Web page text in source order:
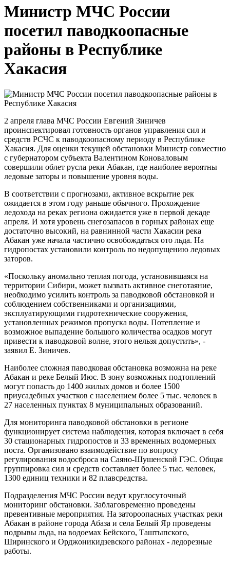
Министр МЧС России
посетил паводкоопасные
районы в Республике
Хакасия
2 апреля глава МЧС России Евгений Зиничев
проинспектировал готовность органов управления сил и
средств РСЧС к паводкоопасному периоду в Республике
Хакасия. Для оценки текущей обстановки Министр совместно
с губернатором субъекта Валентином Коноваловым
совершили облет русла реки Абакан, где наиболее вероятны
ледовые заторы и повышение уровня воды.
В соответствии с прогнозами, активное вскрытие рек
ожидается в этом году раньше обычного. Прохождение
ледохода на реках региона ожидается уже в первой декаде
апреля. И хотя уровень снегозапасов в горных районах еще
достаточно высокий, на равнинной части Хакасии река
Абакан уже начала частично освобождаться ото льда. На
гидропостах установили контроль по недопущению ледовых
заторов.
«Поскольку аномально теплая погода, установившаяся на
территории Сибири, может вызвать активное снеготаяние,
необходимо усилить контроль за паводковой обстановкой и
соблюдением собственниками и организациями,
эксплуатирующими гидротехнические сооружения,
установленных режимов пропуска воды. Потепление и
возможное выпадение большого количества осадков могут
привести к паводковой волне, этого нельзя допустить», -
заявил Е. Зиничев.
Наиболее сложная паводковая обстановка возможна на реке
Абакан и реке Белый Июс. В зону возможных подтоплений
могут попасть до 1400 жилых домов и более 1500
приусадебных участков с населением более 5 тыс. человек в
27 населенных пунктах 8 муниципальных образований.
Для мониторинга паводковой обстановки в регионе
функционирует система наблюдения, которая включает в себя
30 стационарных гидропостов и 33 временных водомерных
поста. Организовано взаимодействие по вопросу
регулирования водосброса на Саяно-Шушенской ГЭС. Общая
группировка сил и средств составляет более 5 тыс. человек,
1300 единиц техники и 82 плавсредства.
Подразделения МЧС России ведут круглосуточный
мониторинг обстановки. Заблаговременно проведены
превентивные мероприятия. На затороопасных участках реки
Абакан в районе города Абаза и села Белый Яр проведены
подрывы льда, на водоемах Бейского, Таштыпского,
Ширинского и Орджоникидзевского районах - ледорезные
работы.